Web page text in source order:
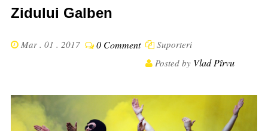
Zidului Galben
Mar . 01 . 2017 0 Comment
Suporteri
Posted by Vlad Pîrvu